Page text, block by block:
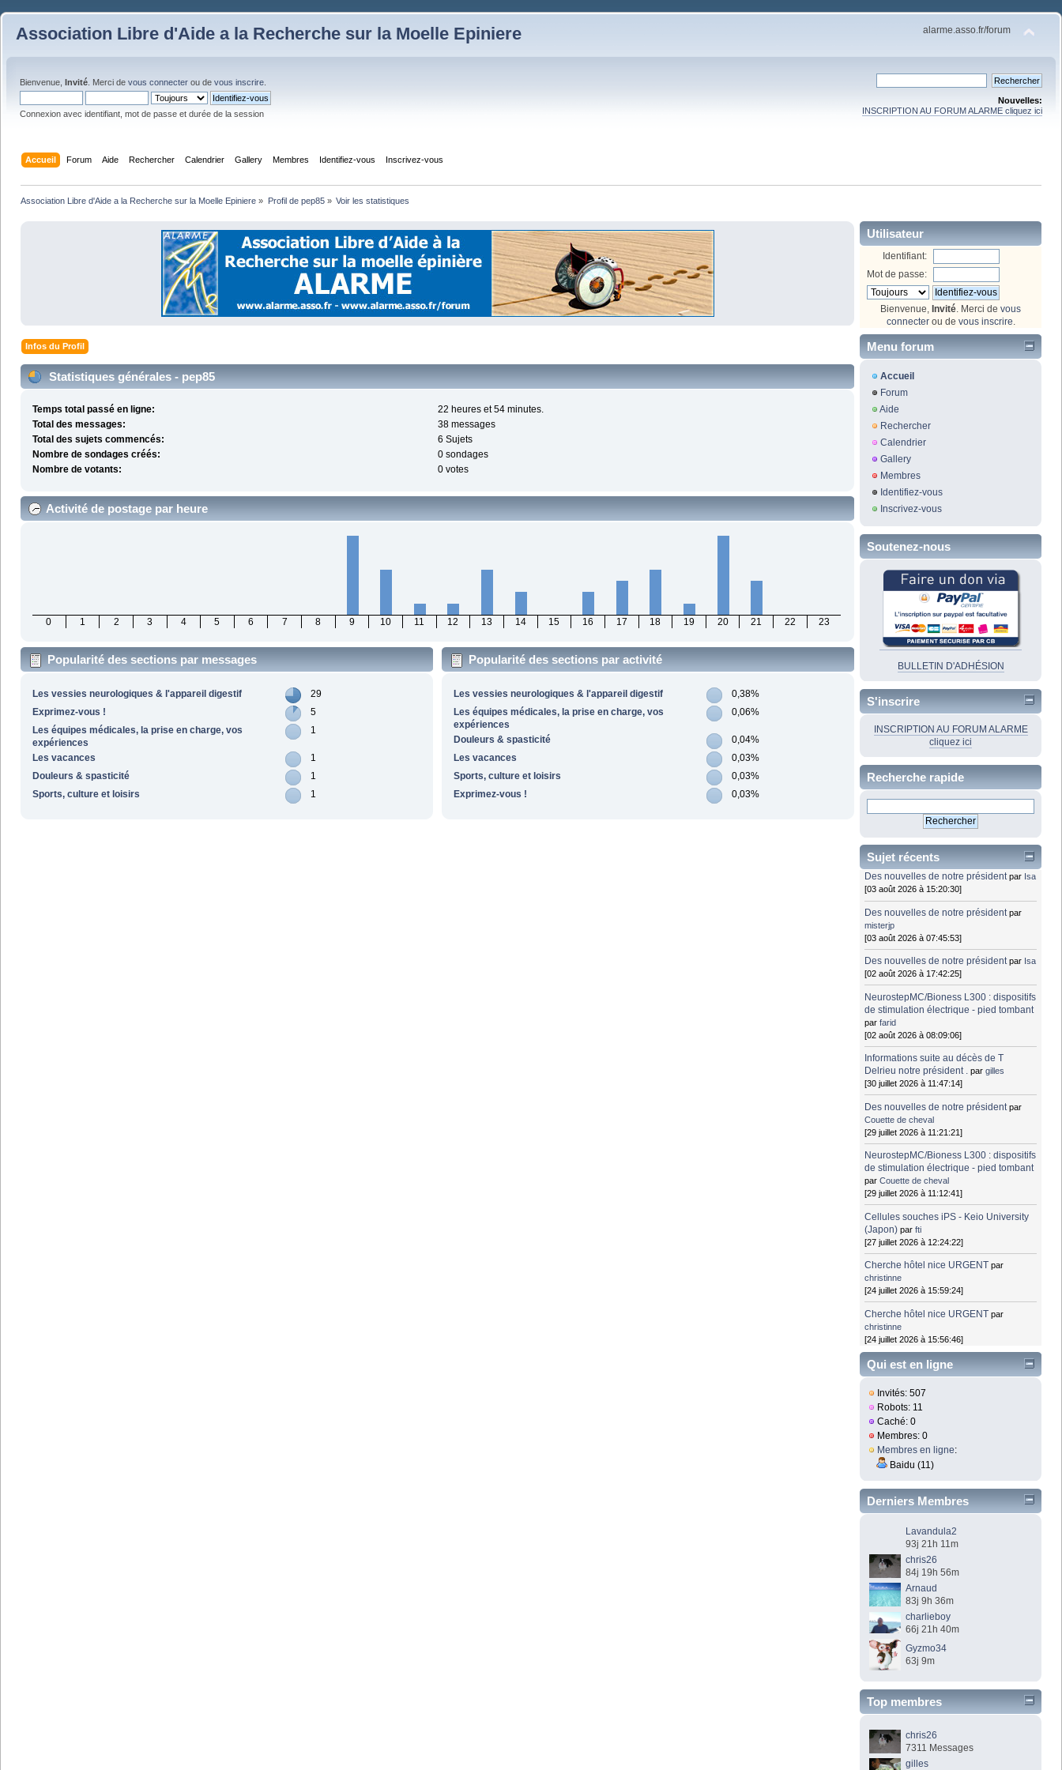
Association Libre d'Aide a la Recherche sur la Moelle Epiniere alarme.asso.fr/forum
Bienvenue, Invité . Merci de vous connecter ou de vous inscrire
Connexion avec identifiant, mot de passe et durée de la session
Nouvelles:
INSCRIPTION AU FORUM ALARME cliquez ici
Accueil Forum Aide Rechercher Calendrier Gallery Membres Identifiez-vous Inscrivez-vous
Association Libre d'Aide a la Recherche sur la Moelle Epiniere » Profil de pep85» Voir les statistiques
Infos du Profil
Statistiques générales - pep85
Temps total passé en ligne:
22 heures et 54 minutes.
Total des messages:
38 messages
Total des sujets commencés:
6 Sujets
Nombre de sondages créés:
0 sondages
Nombre de votants:
0 votes
Activité de postage par heure
0 1 2 3 4 5 6 7 8 9 10 11 12 13 14 15 16 17 18 19 20 21 22 23
Popularité des sections par messages
Les vessies neurologiques & l'appareil digestif
29
Exprimez-vous !
5
Les équipes médicales, la prise en charge, vos
expériences
1
Les vacances
1
Douleurs & spasticité
1
Sports, culture et loisirs
1
Popularité des sections par activité
Les vessies neurologiques & l'appareil digestif
0,38%
Les équipes médicales, la prise en charge, vos
expériences
0,06%
Douleurs & spasticité
0,04%
Les vacances
0,03%
Sports, culture et loisirs
0,03%
Exprimez-vous !
0,03%
Utilisateur
Identifiant:
Mot de passe:
Bienvenue, Invité . Merci de vous
connecterou de vous inscrire
Menu forum
Accueil
Forum
Aide
Rechercher
Calendrier
Gallery
Membres
Identifiez-vous
Inscrivez-vous
Soutenez-nous
BULLETIN D'ADHÉSION
S'inscrire
INSCRIPTION AU FORUM ALARME
cliquez ici
Recherche rapide
Sujet récents
Des nouvelles de notre président par Isa
[03 août 2026 à 15:20:30]
Des nouvelles de notre président par
misterjp
[03 août 2026 à 07:45:53]
Des nouvelles de notre président par Isa
[02 août 2026 à 17:42:25]
NeurostepMC/Bioness L300 : dispositifs
de stimulation électrique - pied tombant
parfarid
[02 août 2026 à 08:09:06]
Informations suite au décès de T
Delrieu notre président . pargilles
[30 juillet 2026 à 11:47:14]
Des nouvelles de notre président par
Couette de cheval
[29 juillet 2026 à 11:21:21]
NeurostepMC/Bioness L300 : dispositifs
de stimulation électrique - pied tombant
parCouette de cheval
[29 juillet 2026 à 11:12:41]
Cellules souches iPS - Keio University
(Japon) parfti
[27 juillet 2026 à 12:24:22]
Cherche hôtel nice URGENT par
christinne
[24 juillet 2026 à 15:59:24]
Cherche hôtel nice URGENT par
christinne
[24 juillet 2026 à 15:56:46]
Qui est en ligne
Invités: 507
Robots: 11
Caché: 0
Membres: 0
Membres en ligne:
Baidu (11)
Derniers Membres
Lavandula2
93j 21h 11m
chris26
84j 19h 56m
Arnaud
83j 9h 36m
charlieboy
66j 21h 40m
Gyzmo34
63j 9m
Top membres
chris26
7311 Messages
gilles